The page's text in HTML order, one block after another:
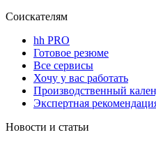
Соискателям
hh PRO
Готовое резюме
Все сервисы
Хочу у вас работать
Производственный
Экспертная
Новости и статьи